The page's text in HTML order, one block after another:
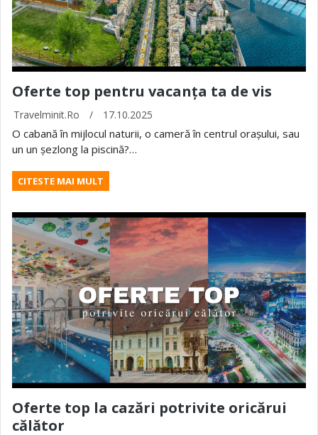
Oferte top pentru vacanța ta de vis
Travelminit.ro / 17.10.2025
O cabană în mijlocul naturii, o cameră în centrul orașului, sau
un un șezlong la piscină?…
CITESTE MAI MULT
Oferte top la cazări potrivite oricărui
călător